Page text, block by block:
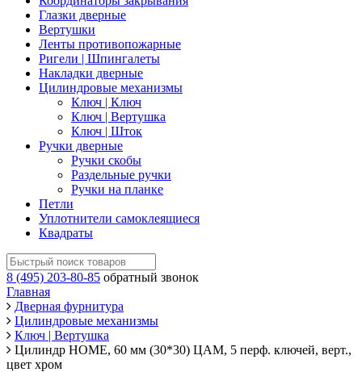
Глазки дверные
Вертушки
Ленты противопожарные
Ригели | Шпингалеты
Накладки дверные
Цилиндровые механизмы
Ключ | Ключ
Ключ | Вертушка
Ключ | Шток
Ручки дверные
Ручки скобы
Раздельные ручки
Ручки на планке
Петли
Уплотнители самоклеящиеся
Квадраты
8 (495) 203-80-85 обратный звонок
Главная
Дверная фурнитура
Цилиндровые механизмы
Ключ | Вертушка
Цилиндр HOME, 60 мм (30*30) ЦАМ, 5 перф. ключей, верт.,
цвет хром